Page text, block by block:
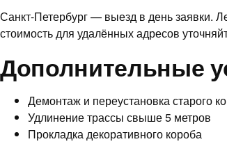
Санкт-Петербург — выезд в день заявки.
стоимость для удалённых адресов
Дополнительные
Демонтаж и переустановка старого
Удлинение трассы свыше 5 метров
Прокладка декоративного короба